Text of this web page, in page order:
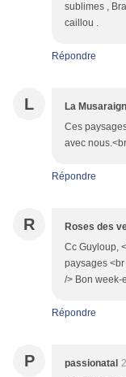
sublimes ,
caillou .
Répondre
L La
Ces
avec
Répondre
R Roses des
Cc Guyloup,
paysages
/> Bon week-
Répondre
P passionatal